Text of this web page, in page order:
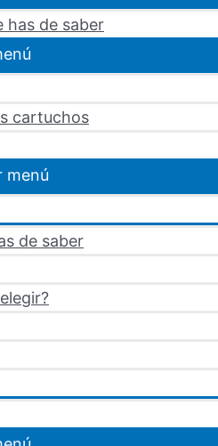
has de saber
cartuchos
menú
de saber